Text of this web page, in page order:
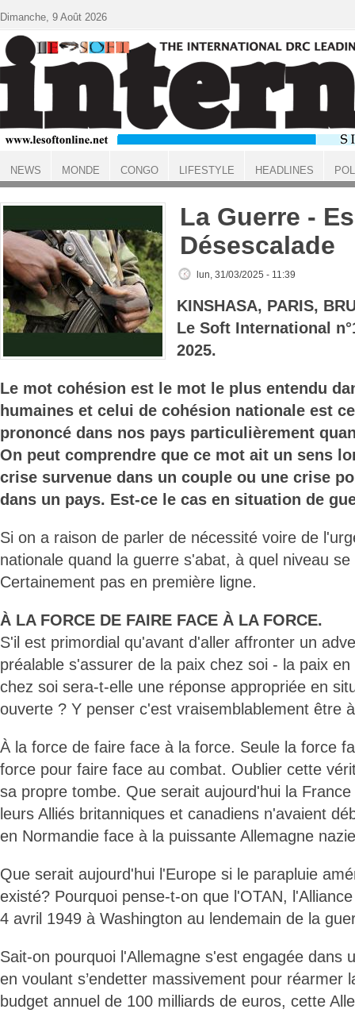
ACCUEIL
La Guerre -
Désescalade
lun, 31/03/2025 - 11:39
KINSHASA, PARIS,
Le Soft International
2025.
Le mot cohésion est le mot le plus entendu
humaines et celui de cohésion nationale est
prononcé dans nos pays particulièrement
On peut comprendre que ce mot ait un sens
crise survenue dans un couple ou une crise
dans un pays. Est-ce le cas en situation de
Si on a raison de parler de nécessité voire de
nationale quand la guerre s'abat, à quel niveau
Certainement pas en première ligne.
À LA FORCE DE FAIRE FACE À LA FORCE.
S'il est primordial qu'avant d'aller affronter un
préalable s'assurer de la paix chez soi - la paix
chez soi sera-t-elle une réponse appropriée en
ouverte ? Y penser c'est vraisemblablement être
À la force de faire face à la force. Seule la force
force pour faire face au combat. Oublier cette
sa propre tombe. Que serait aujourd'hui la
leurs Alliés britanniques et canadiens n'avaient
en Normandie face à la puissante Allemagne
Que serait aujourd'hui l'Europe si le parapluie
existé? Pourquoi pense-t-on que l'OTAN,
4 avril 1949 à Washington au lendemain de la
Sait-on pourquoi l'Allemagne s'est engagée dans
en voulant s’endetter massivement pour réarmer
budget annuel de 100 milliards de euros, cette
Dimanche, 9 Août 2026
NEWS MONDE CONGO LIFESTYLE HEADLINES